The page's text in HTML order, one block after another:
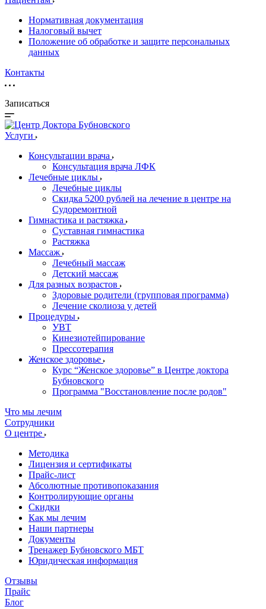
Нормативная документация
Налоговый вычет
Положение об обработке и защите персональных
данных
Контакты
Записаться
Услуги
Консультации врача
Консультация врача ЛФК
Лечебные циклы
Лечебные циклы
Скидка 5200 рублей на лечение в центре на
Судоремонтной
Гимнастика и растяжка
Суставная гимнастика
Растяжка
Массаж
Лечебный массаж
Детский массаж
Для разных возрастов
Здоровые родители (групповая программа)
Лечение сколиоза у детей
Процедуры
УВТ
Кинезиотейпирование
Прессотерапия
Женское здоровье
Курс “Женское здоровье” в Центре доктора
Бубновского
Программа "Восстановление после родов"
Что мы лечим
Сотрудники
О центре
Методика
Лицензия и сертификаты
Прайс-лист
Абсолютные противопоказания
Контролирующие органы
Скидки
Как мы лечим
Наши партнеры
Документы
Тренажер Бубновского МБТ
Юридическая информация
Отзывы
Прайс
Блог